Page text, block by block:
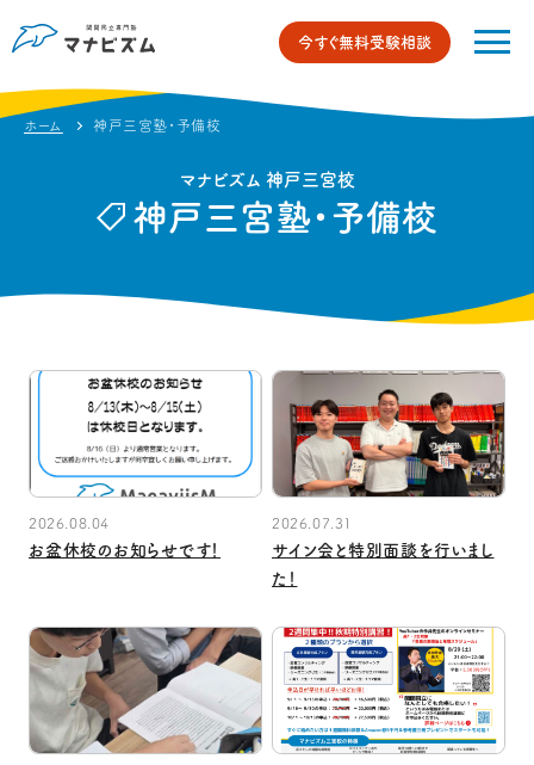
今すぐ無料受験相談
ホーム 神戸三宮塾・予備校
マナビズム 神戸三宮校
神戸三宮塾・予備校
2026.08.04
お盆休校のお知らせです！
2026.07.31
サイン会と特別面談を行いまし
た！